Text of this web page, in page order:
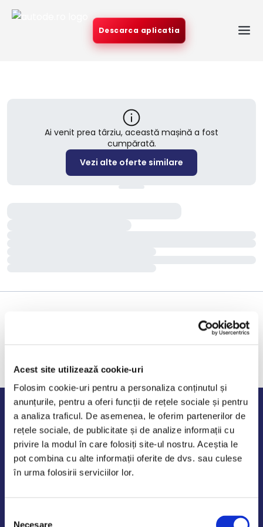
Acest site utilizează cookie-uri
Folosim cookie-uri pentru a personaliza conținutul și
anunțurile, pentru a oferi funcții de rețele sociale și pentru
a analiza traficul. De asemenea, le oferim partenerilor de
rețele sociale, de publicitate și de analize informații cu
privire la modul în care folosiți site-ul nostru. Aceștia le
pot combina cu alte informații oferite de dvs. sau culese
în urma folosirii serviciilor lor.
Necesare
Descarca aplicatia
Ai venit prea târziu, această mașină a fost
cumpărată.
Vezi alte oferte similare
Program de lucru
Luni - Vineri: 09:00-18:00
Sambata - Duminica: 10:00-14:00